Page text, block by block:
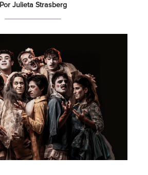
Por Julieta Strasberg